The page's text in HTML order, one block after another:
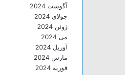
آگوست 2024
جولای 2024
ژوئن 2024
می 2024
آوریل 2024
مارس 2024
فوریه 2024